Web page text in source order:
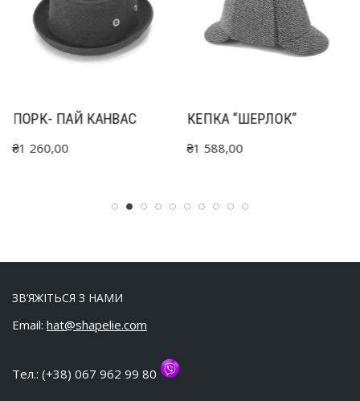
ПОРК- ПАЙ КАНВАС
₴1 260,00
КЕПКА “ШЕРЛОК”
₴1 588,00
ЗВ’ЯЖІТЬСЯ З НАМИ
Email: hat@shapelie.com
Тел.: (+38) 067 962 99 80